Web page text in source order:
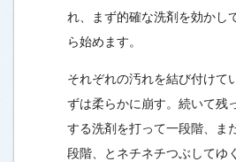
れ、まず的確な洗剤を効かし
ら始めます。
それぞれの汚れを結び付けて
ずは柔らかに崩す。続いて残
する洗剤を打って一段階、ま
段階、とネチネチつぶしてゆ